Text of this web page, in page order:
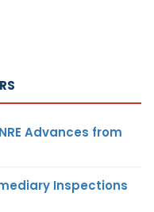
Advances from
Inspections